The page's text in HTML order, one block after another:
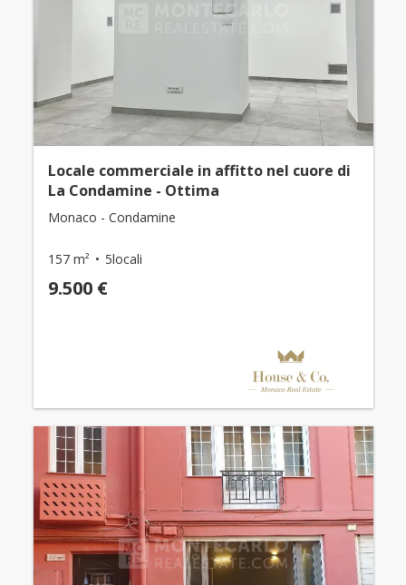
Locale commerciale in affitto nel cuore di
La Condamine - Ottima
Monaco - Condamine
157 m² 5locali
9.500 €